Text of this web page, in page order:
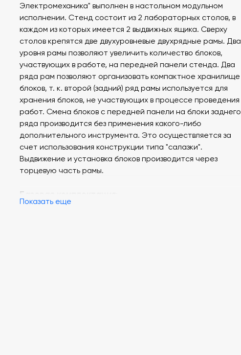
Электромеханика" выполнен в настольном модульном
исполнении. Стенд состоит из 2 лабораторных столов, в
каждом из которых имеется 2 выдвижных ящика. Сверху
столов крепятся две двухуровневые двухрядные рамы. Два
уровня рамы позволяют увеличить количество блоков,
участвующих в работе, на передней панели стенда. Два
ряда рам позволяют организовать компактное хранилище
блоков, т. к. второй (задний) ряд рамы используется для
хранения блоков, не участвующих в процессе проведения
работ. Смена блоков с передней панели на блоки заднего
ряда производится без применения какого-либо
дополнительного инструмента. Это осуществляется за
счет использования конструкции типа "салазки".
Выдвижение и установка блоков производится через
торцевую часть рамы.
Базовая комплектация
Показать еще